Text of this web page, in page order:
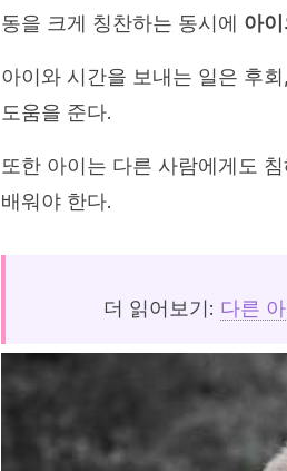
동을 크게 칭찬하는 동시에 아
아이와 시간을 보내는 일은 후
도움을 준다.
또한 아이는 다른 사람에게도
배워야 한다.
더 읽어보기: 다른